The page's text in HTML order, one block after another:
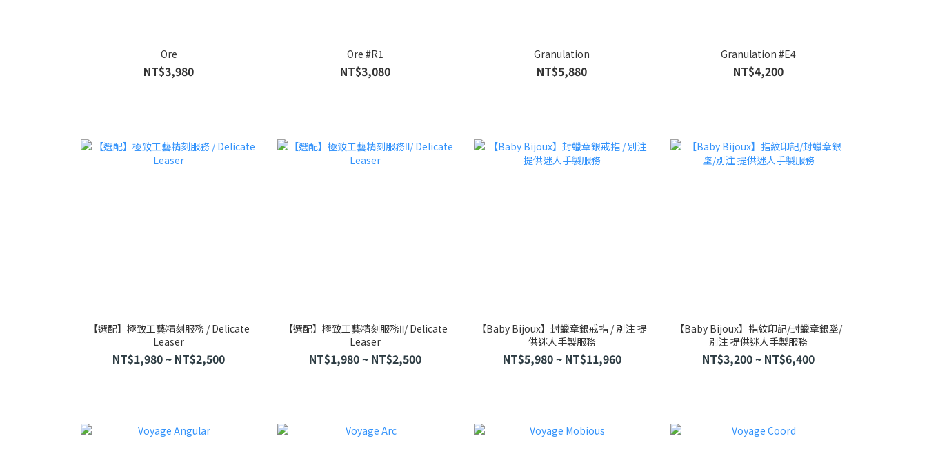
Ore
NT$3,980
Ore #R1
NT$3,080
Granulation
NT$5,880
Granulation #E4
NT$4,200
【選配】極致工藝精刻服務 / Delicate
Leaser
NT$1,980 ~ NT$2,500
【選配】極致工藝精刻服務Ⅱ/ Delicate
Leaser
NT$1,980 ~ NT$2,500
【Baby Bijoux】封蠟章銀戒指 / 別注 提
供迷人手製服務
NT$5,980 ~ NT$11,960
【Baby Bijoux】指紋印記/封蠟章銀墜/
別注 提供迷人手製服務
NT$3,200 ~ NT$6,400